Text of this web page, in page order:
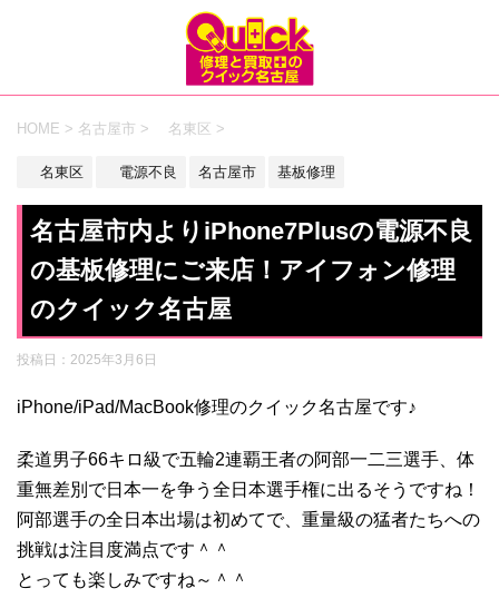
HOME > 名古屋市 > 名東区 >
名東区 電源不良 名古屋市 基板修理
名古屋市内よりiPhone7Plusの電源不良
の基板修理にご来店！アイフォン修理
のクイック名古屋
投稿日： 2025年3月6日
iPhone/iPad/MacBook修理のクイック名古屋です♪
柔道男子66キロ級で五輪2連覇王者の阿部一二三選手、体
重無差別で日本一を争う全日本選手権に出るそうですね！
阿部選手の全日本出場は初めてで、重量級の猛者たちへの
挑戦は注目度満点です＾＾
とっても楽しみですね～＾＾